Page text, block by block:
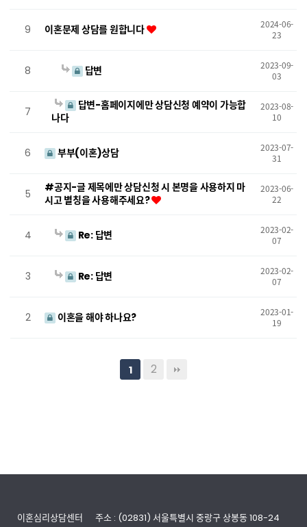
9 이혼문제 상담를 원합니다
2024-06-
23
8 답변
2023-09-
03
7
답변-홈페이지에만 상담신청 예약이 가능합
나다
2023-08-
10
6 부부(이혼)상담
2023-07-
31
5
#공지-글 제목에만 상담신청 시 본명을 사용하지 마
시고 별칭을 사용해주세요?
2023-06-
22
4 Re: 답변
2023-02-
07
3 Re: 답변
2023-02-
07
2 이혼을 해야 하나요?
2023-01-
19
1 2
이혼심리상담센터
주소 : (02831) 서울특별시 중랑구 상봉동 108-24